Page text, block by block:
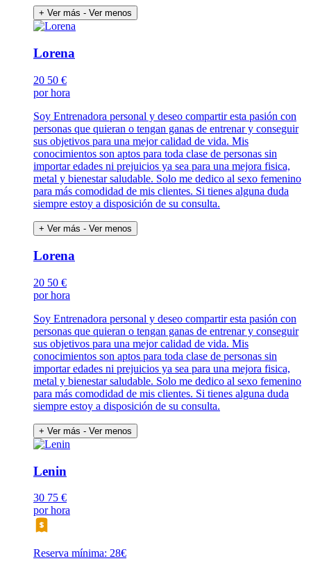
+ Ver más - Ver menos
Lorena
20 50 €
por hora
Soy Entrenadora personal y deseo compartir esta pasión con
personas que quieran o tengan ganas de entrenar y conseguir
sus objetivos para una mejor calidad de vida. Mis
conocimientos son aptos para toda clase de personas sin
importar edades ni prejuicios ya sea para una mejora fisica,
metal y bienestar saludable. Solo me dedico al sexo femenino
para más comodidad de mis clientes. Si tienes alguna duda
siempre estoy a disposición de su consulta.
+ Ver más - Ver menos
Lorena
20 50 €
por hora
Soy Entrenadora personal y deseo compartir esta pasión con
personas que quieran o tengan ganas de entrenar y conseguir
sus objetivos para una mejor calidad de vida. Mis
conocimientos son aptos para toda clase de personas sin
importar edades ni prejuicios ya sea para una mejora fisica,
metal y bienestar saludable. Solo me dedico al sexo femenino
para más comodidad de mis clientes. Si tienes alguna duda
siempre estoy a disposición de su consulta.
+ Ver más - Ver menos
Lenin
30 75 €
por hora
Reserva mínima: 28€